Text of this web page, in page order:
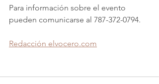
Para información sobre el evento
pueden comunicarse al 787-372-0794.
Redacción elvocero.com